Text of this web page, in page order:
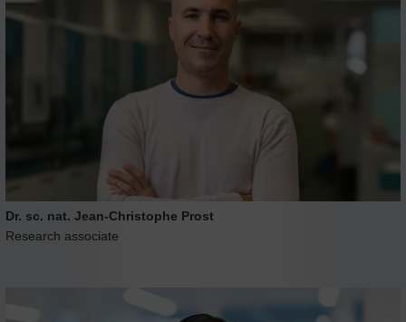
Dr. sc. nat. Jean-Christophe Prost
Research associate